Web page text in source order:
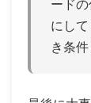
ード
にし
き条